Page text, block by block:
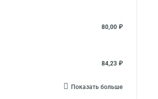
80,00 ₽
84,23 ₽
Показать больше